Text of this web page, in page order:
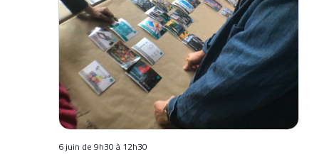
6 juin de 9h30 à 12h30